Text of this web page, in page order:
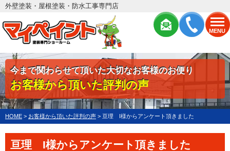
MENU
外壁塗装・屋根塗装・防水工事専門店
今まで関わらせて頂いた大切なお客様のお便り
お客様から頂いた評判の声
HOME > お客様から頂いた評判の声 > 亘理 I様からアンケート頂きました
亘理 I様からアンケート頂きました